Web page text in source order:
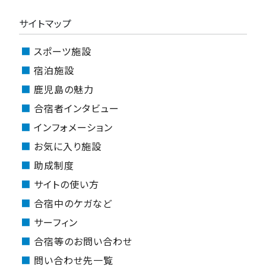
サイトマップ
スポーツ施設
宿泊施設
鹿児島の魅力
合宿者インタビュー
インフォメーション
お気に入り施設
助成制度
サイトの使い方
合宿中のケガなど
サーフィン
合宿等のお問い合わせ
問い合わせ先一覧